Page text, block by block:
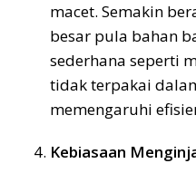
macet. Semakin
besar pula bahan
sederhana seperti
tidak terpakai
memengaruhi
Kebiasaan